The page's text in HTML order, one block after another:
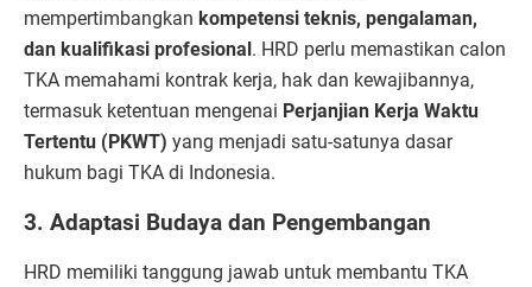
mempertimbangkan kompetensi teknis, pengalaman,
dan kualifikasi profesional. HRD perlu memastikan calon
TKA memahami kontrak kerja, hak dan kewajibannya,
termasuk ketentuan mengenai Perjanjian Kerja Waktu
Tertentu (PKWT) yang menjadi satu-satunya dasar
hukum bagi TKA di Indonesia.
3. Adaptasi Budaya dan Pengembangan
HRD memiliki tanggung jawab untuk membantu TKA